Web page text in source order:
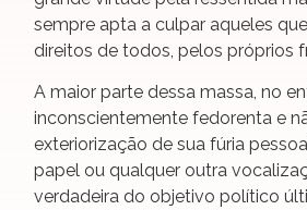
sempre apta a culpar aqueles
direitos de todos, pelos próprios
A maior parte dessa massa, no
inconscientemente fedorenta e
exteriorização de sua fúria
papel ou qualquer outra
verdadeira do objetivo político